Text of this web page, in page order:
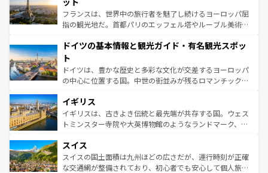
る。首都マドリードの洗練された雰囲気や、バルセロナの
アートに溢れた街角から、地方では古代ローマ遺跡や中世
せる。地方によって風土や気候が異なるスペインはその個
ンテンツ一覧 を参照してほしい。
フランスは、世界中の旅行者を魅了し続けるヨーロッパ屈
指の観光地だ。首都パリのエッフェル塔やルーブル美術館
で、幅広い魅力が詰まっている。華麗な宮殿、歴史的な大
聖堂、美しいビーチ、そして豊かな自然が、訪れる者を心
から魅了する。また、フランスは美食の国としても知ら
れ、フランス料理はユネスコ無形文化遺産にも登録されて
香り高いラベンダー畑など、多彩な楽しみ方が可能だ。さ
らに、パリ以外の地域にも魅力が溢れており、どの街角に
も豊かな歴史と文化が息づいている。パリ以外の個性あふ
を参照してほしい。
ドイツの基本情報と観光ガイド・有名観光スポッ
ト
ドイツは、豊かな歴史と多彩な文化が交差するヨーロッパ
の中心に位置する国。中世の街並みが残るロマンチック街
顔を持つこの国は、どこを歩いても飽きることがない。ベ
ルリンの文化的活気、バイエルン州のアルプスの絶景、そ
してライン川沿いのワイン畑といった風景は必見。ビール
は、お酒好きな人にはぜひ体験してほしい。 なお、新着の
ドイツ情報はコンテンツ一覧を参照してほしい。
イギリス
イギリスは、古きよき伝統と最先端が共存する国。ウェス
トミンスター寺院や大英博物館のようなランドマーク、歴
リアごとに異なる魅力がある。また、優雅なアフタヌーン
ティー、ビール好きにはたまらない英国パブ、サッカー観
戦など、本場だからこそできる体験も豊富。イギリスを旅
スイス
スイスの国土面積は九州ほどの広さだが、運行時刻が正確
な交通網が整備されており、初心者でも安心して個人旅行